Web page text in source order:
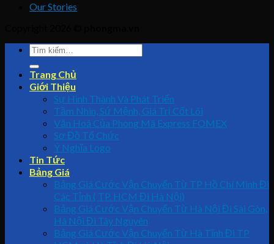
Our Stories
Trang Chủ
Giới Thiệu
Sự Hình Thành Và Phát Triển
Tầm Nhìn, Sứ Mệnh, Giá Trị Cốt Lõi
Văn Hoá Của Phong Mã Express FOMEX
Sơ Đồ Tổ Chức
Ý Nghĩa Logo
Tin Tức
Bảng Giá
Bảng Giá Cước Vận Chuyển Từ TP Hồ Chí Minh Đi
Các Tỉnh ( TP. HCM Đi Hà Nội)
Bảng Giá Cước Vận Chuyển Từ Hà Nội Đi Sài Gòn,
Hà Nội Đi Tây Nguyên
Bảng Giá Cước Vận Chuyển Từ Hà Tĩnh Đi TP